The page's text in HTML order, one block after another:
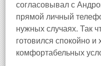
согласовывал с
прямой личный
нужных случаях. Так
готовился спокойно и
комфортабельных